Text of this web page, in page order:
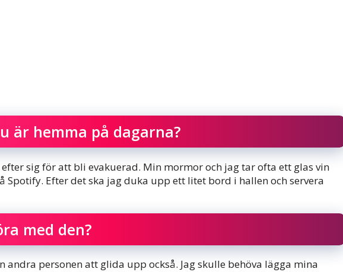
är hemma på dagarna?
sig för att bli evakuerad. Min mormor och jag tar ofta ett glas vin
Spotify. Efter det ska jag duka upp ett litet bord i hallen och servera
med den?
andra personen att glida upp också. Jag skulle behöva lägga mina